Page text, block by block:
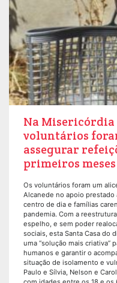
Na Misericórdia
voluntários
assegurar
primeiros
Os voluntários foram um
Alcanede no apoio
centro de dia e famílias
pandemia. Com a
espelho, e sem poder
sociais, esta Santa Casa do
uma “solução mais criativa”
humanos e garantir o
situação de isolamento e
Paulo e Sílvia, Nelson e